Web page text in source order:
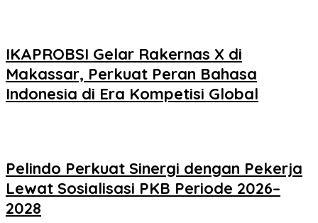
IKAPROBSI Gelar Rakernas X di
Makassar, Perkuat Peran Bahasa
Indonesia di Era Kompetisi Global
Pelindo Perkuat Sinergi dengan Pekerja
Lewat Sosialisasi PKB Periode 2026–
2028